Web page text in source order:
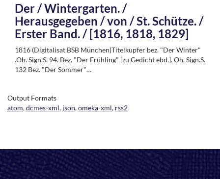
Der / Wintergarten. /
Herausgegeben / von / St. Schütze. /
Erster Band. / [1816, 1818, 1829]
1816 (Digitalisat BSB München)Titelkupfer bez. "Der Winter"
.Oh. Sign.S. 94. Bez. "Der Frühling" [zu Gedicht ebd.]. Oh. Sign.S.
132 Bez. "Der Sommer"…
Output Formats
atom,dcmes-xml, json,omeka-xml, rss2